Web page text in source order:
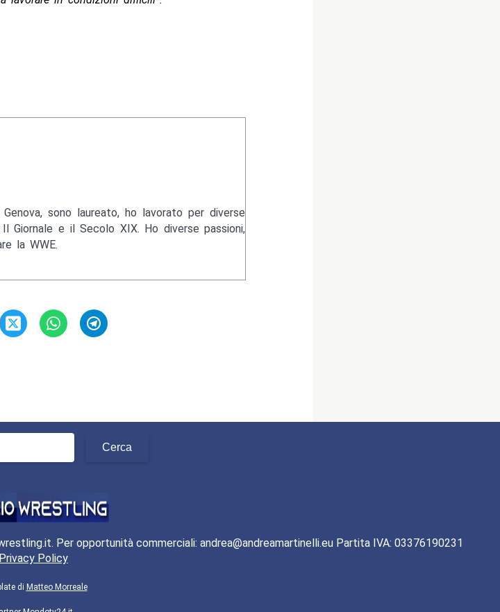
sono laureato, ho lavorato per diverse
Giornale e il Secolo XIX. Ho diverse passioni,
la WWE.
Per opportunità commerciali: andrea@andreamartinelli.eu Partita IVA: 03376190231
Privacy Policy
di Matteo Morreale